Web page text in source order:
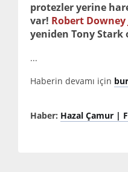
protezler yerine
var! Robert Downey
yeniden Tony Stark
...
Haberin devamı için
Haber: Hazal Çamur |